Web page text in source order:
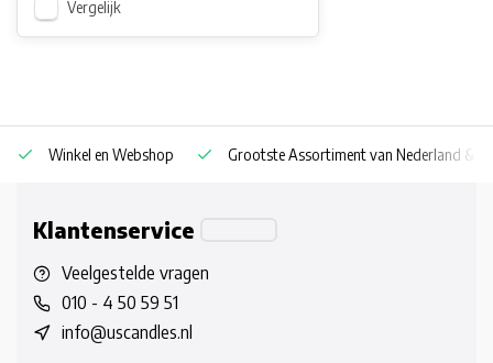
Vergelijk
Winkel en Webshop Grootste Assortiment van Nederland &
Klantenservice
Veelgestelde vragen
010 - 4 50 59 51
info@uscandles.nl